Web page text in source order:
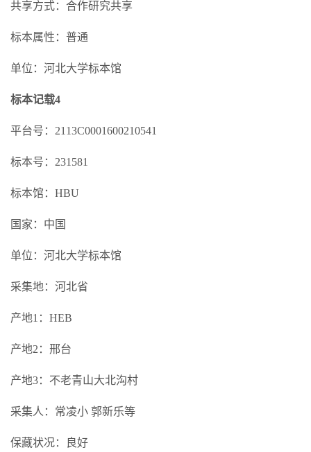
共享方式：合作研究共享
标本属性：普通
单位：河北大学标本馆
标本记载4
平台号：2113C0001600210541
标本号：231581
标本馆：HBU
国家：中国
单位：河北大学标本馆
采集地：河北省
产地1：HEB
产地2：邢台
产地3：不老青山大北沟村
采集人：常凌小 郭新乐等
保藏状况：良好